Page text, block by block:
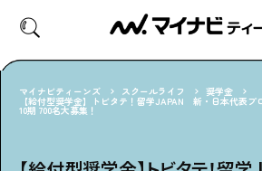
好きなカテゴリーから見る
マイナビティーンズ スクールライフ 奨学金
【給付型奨学金】トビタテ！留学JAPAN 新・日本代表
10期 700名大募集！